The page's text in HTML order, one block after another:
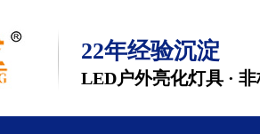
22年经验沉淀
LED户外亮化灯具 ·